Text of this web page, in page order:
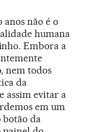
anos não é o
humana
Embora a
nem todos
da
assim evitar a
em um
botão da